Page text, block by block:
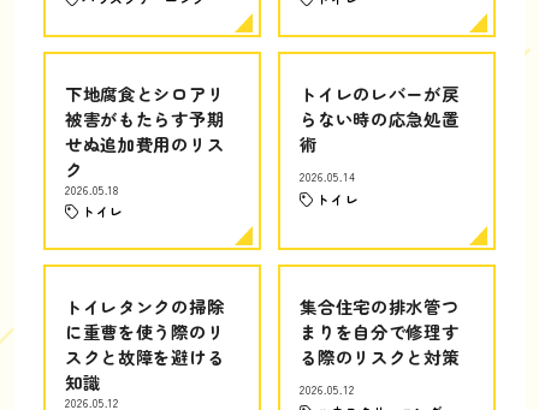
下地腐食とシロアリ
被害がもたらす予期
せぬ追加費用のリス
ク
2026.05.18
トイレ
トイレのレバーが戻
らない時の応急処置
術
2026.05.14
トイレ
トイレタンクの掃除
に重曹を使う際のリ
スクと故障を避ける
知識
2026.05.12
集合住宅の排水管つ
まりを自分で修理す
る際のリスクと対策
2026.05.12